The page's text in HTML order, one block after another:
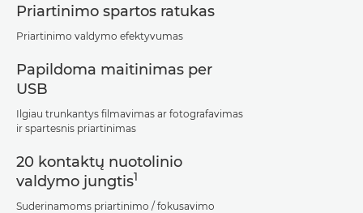
Priartinimo spartos ratukas
Priartinimo valdymo efektyvumas
Papildoma maitinimas per
USB
Ilgiau trunkantys filmavimas ar fotografavimas
ir spartesnis priartinimas
20 kontaktų nuotolinio
valdymo jungtis1
Suderinamoms priartinimo / fokusavimo